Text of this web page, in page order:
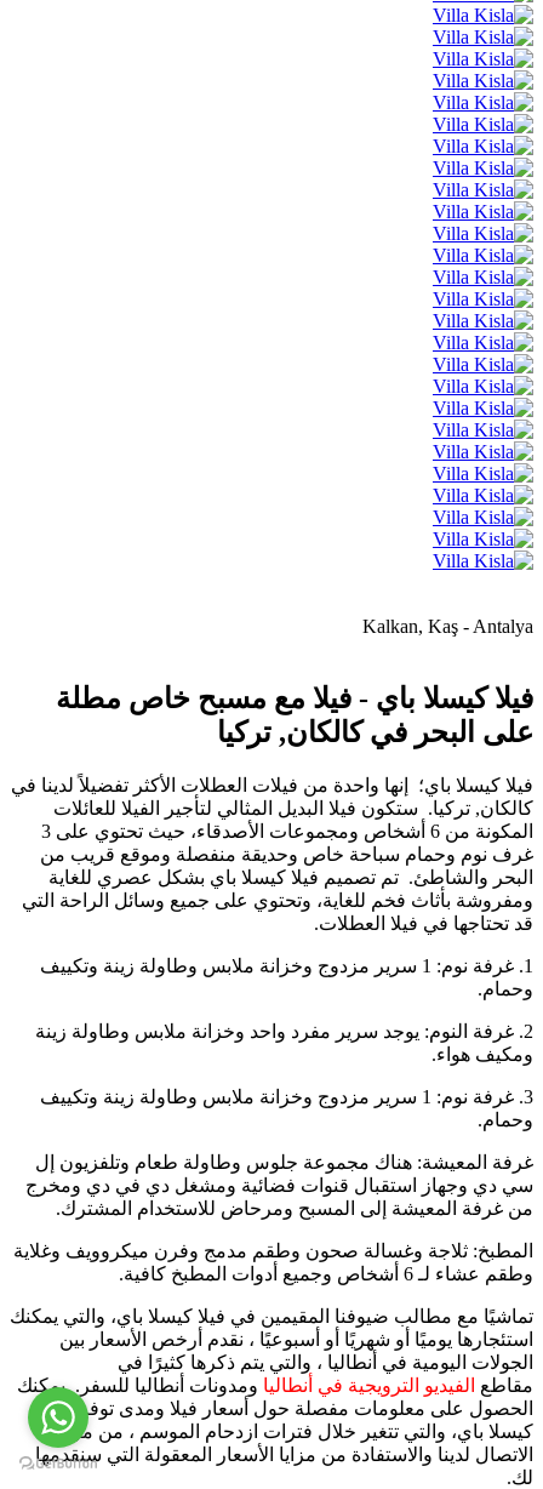
Kalkan, Kaş - Antalya
فيلا كيسلا باي - فيلا مع مسبح خاص مطلة
على البحر في كالكان, تركيا
فيلا كيسلا باي؛ إنها واحدة من فيلات العطلات الأكثر تفضيلاً لدينا في
كالكان, تركيا. ستكون فيلا البديل المثالي لتأجير الفيلا للعائلات
المكونة من 6 أشخاص ومجموعات الأصدقاء، حيث تحتوي على 3
غرف نوم وحمام سباحة خاص وحديقة منفصلة وموقع قريب من
البحر والشاطئ. تم تصميم فيلا كيسلا باي بشكل عصري للغاية
ومفروشة بأثاث فخم للغاية، وتحتوي على جميع وسائل الراحة التي
قد تحتاجها في فيلا العطلات.
1. غرفة نوم: 1 سرير مزدوج وخزانة ملابس وطاولة زينة وتكييف
وحمام.
2. غرفة النوم: يوجد سرير مفرد واحد وخزانة ملابس وطاولة زينة
ومكيف هواء.
3. غرفة نوم: 1 سرير مزدوج وخزانة ملابس وطاولة زينة وتكييف
وحمام.
غرفة المعيشة: هناك مجموعة جلوس وطاولة طعام وتلفزيون إل
سي دي وجهاز استقبال قنوات فضائية ومشغل دي في دي ومخرج
من غرفة المعيشة إلى المسبح ومرحاض للاستخدام المشترك.
المطبخ: ثلاجة وغسالة صحون وطقم مدمج وفرن ميكروويف وغلاية
وطقم عشاء لـ 6 أشخاص وجميع أدوات المطبخ كافية.
تماشيًا مع مطالب ضيوفنا المقيمين في فيلا كيسلا باي، والتي يمكنك
استئجارها يوميًا أو شهريًا أو أسبوعيًا ، نقدم أرخص الأسعار بين
الجولات اليومية في أنطاليا ، والتي يتم ذكرها كثيرًا في
مقاطع الفيديو الترويجية في أنطاليا ومدونات أنطاليا للسفر. يمكنك
الحصول على معلومات مفصلة حول أسعار فيلا ومدى توفر فيلا
كيسلا باي، والتي تتغير خلال فترات ازدحام الموسم ، من مركز
الاتصال لدينا والاستفادة من مزايا الأسعار المعقولة التي سنقدمها
لك.